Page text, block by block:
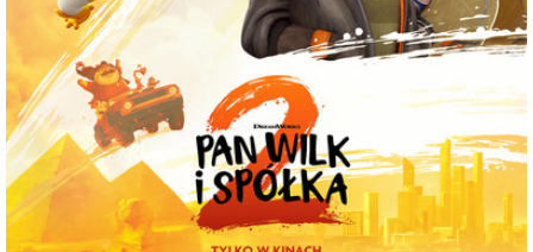
Opis wydarzenia:
Kontynuacja przeboju kinowego z 2022 r., opartego na bestsellerowej
serii książek New York Timesa autorstwa Aarona Blabeya. Ulubieni
bohaterowie powracają i tym razem mają towarzystwo. Pan Wilk z
przyjaciółmi chcą zdobyć zaufanie i akceptację w swoim nowym
zmienionym życiu jako dobrzy obywatele. Ich spokój jednak zostanie